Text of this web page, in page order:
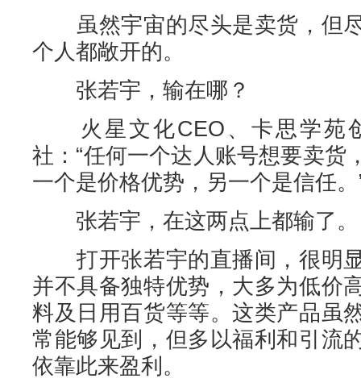
虽然宇宙的尽头是卖货，但
个人都敞开的。
张若宇，输在哪？‍
火星文化CEO、卡思学苑
社：“任何一个达人账号想要卖货
一个是价格优势，另一个是信任。
张若宇，在这两点上都输了。
打开张若宇的直播间，很明
并不具备独特优势，大多为低价
料及日用百货等等。这类产品虽
常能够见到，但多以福利和引流
依靠此来盈利。